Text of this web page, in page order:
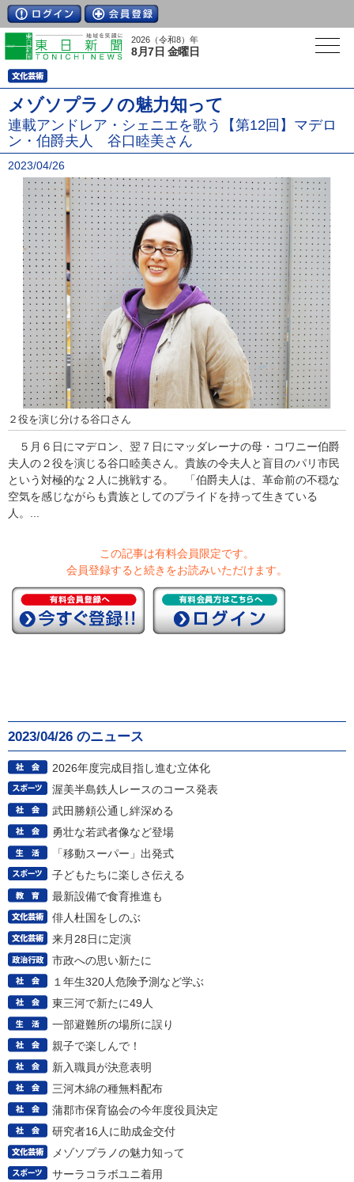
2026（令和8）年
8月7日 金曜日
メゾソプラノの魅力知って
連載アンドレア・シェニエを歌う【第12回】マデロ
ン・伯爵夫人 谷口睦美さん
2023/04/26
２役を演じ分ける谷口さん
５月６日にマデロン、翌７日にマッダレーナの母・コワニー伯爵
夫人の２役を演じる谷口睦美さん。貴族の令夫人と盲目のパリ市民
という対極的な２人に挑戦する。 「伯爵夫人は、革命前の不穏な
空気を感じながらも貴族としてのプライドを持って生きている
人。...
この記事は有料会員限定です。
会員登録すると続きをお読みいただけます。
2023/04/26 のニュース
2026年度完成目指し進む立体化
渥美半島鉄人レースのコース発表
武田勝頼公通し絆深める
勇壮な若武者像など登場
「移動スーパー」出発式
子どもたちに楽しさ伝える
最新設備で食育推進も
俳人杜国をしのぶ
来月28日に定演
市政への思い新たに
１年生320人危険予測など学ぶ
東三河で新たに49人
一部避難所の場所に誤り
親子で楽しんで！
新入職員が決意表明
三河木綿の種無料配布
蒲郡市保育協会の今年度役員決定
研究者16人に助成金交付
メゾソプラノの魅力知って
サーラコラボユニ着用